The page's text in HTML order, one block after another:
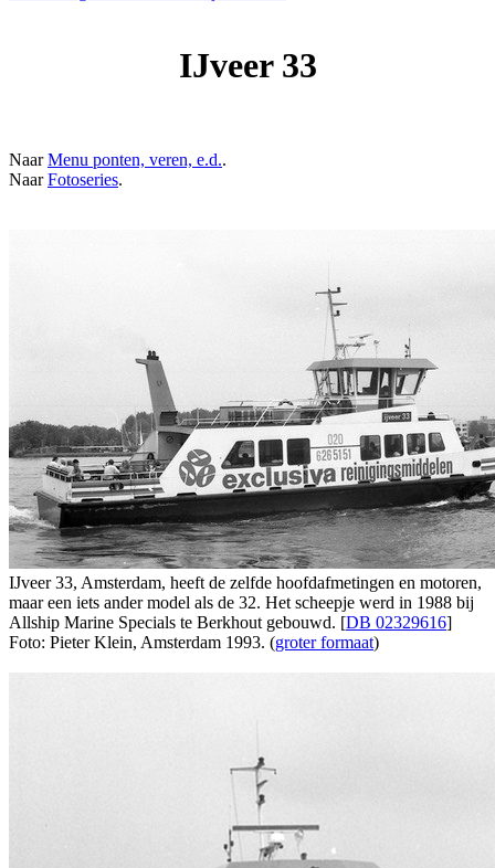
IJveer 33
NaarMenu ponten, veren, e.d..
NaarFotoseries.
IJveer 33, Amsterdam, heeft de zelfde hoofdafmetingen en motoren,
maar een iets ander model als de 32. Het scheepje werd in 1988 bij
Allship Marine Specials te Berkhout gebouwd. [DB 02329616]
Foto: Pieter Klein, Amsterdam 1993. (groter formaat)